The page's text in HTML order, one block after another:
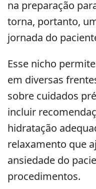
na preparação
torna, portanto,
jornada do
Esse nicho
em diversas
sobre cuidados
incluir
hidratação
relaxamento que
ansiedade do
procedimentos.